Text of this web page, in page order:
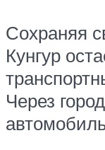
Сохраняя
Кунгур
Через